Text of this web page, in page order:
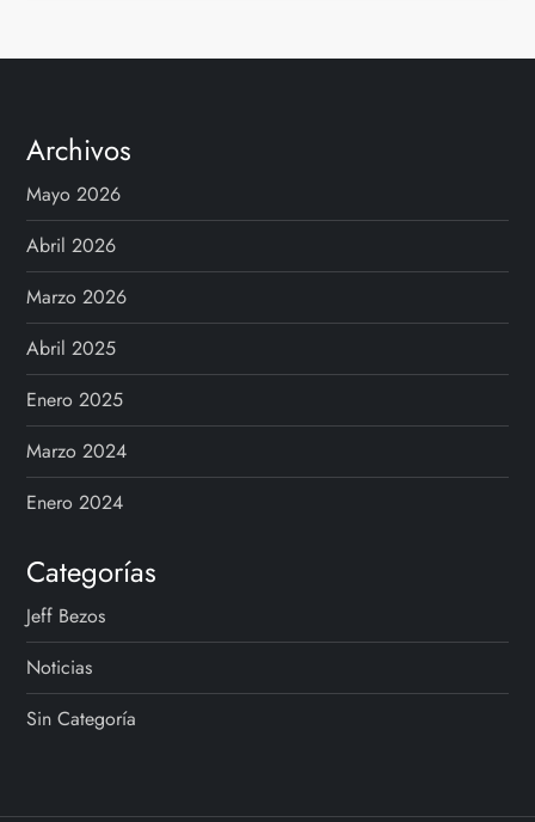
Archivos
Mayo 2026
Abril 2026
Marzo 2026
Abril 2025
Enero 2025
Marzo 2024
Enero 2024
Categorías
Jeff Bezos
Noticias
Sin Categoría